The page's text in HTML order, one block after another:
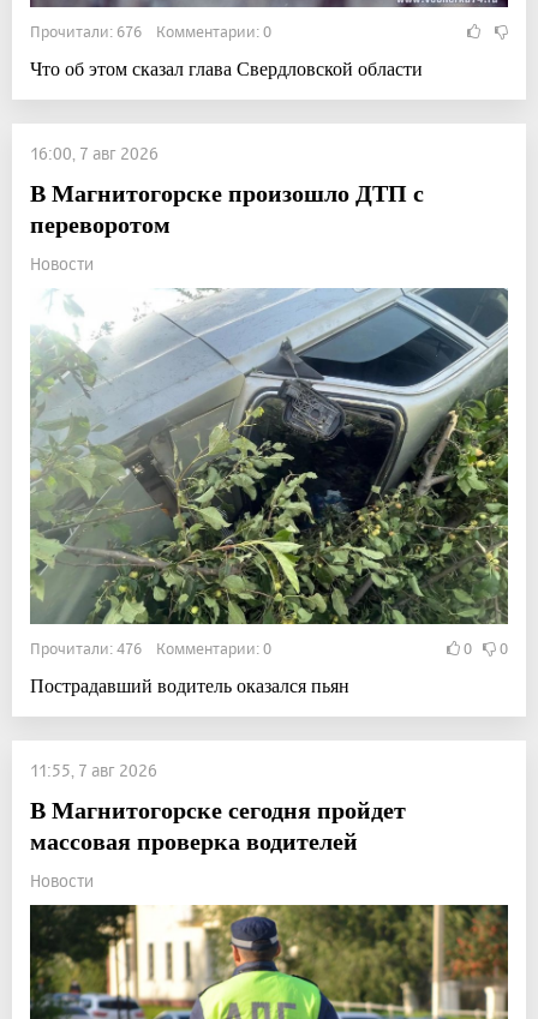
Прочитали: 676 Комментарии: 0
Что об этом сказал глава Свердловской области
16:00, 7 авг 2026
В Магнитогорске произошло ДТП с
переворотом
Новости
Прочитали: 476 Комментарии: 0 0 0
Пострадавший водитель оказался пьян
11:55, 7 авг 2026
В Магнитогорске сегодня пройдет
массовая проверка водителей
Новости